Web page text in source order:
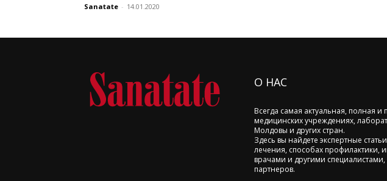
Sanatate - 14.01.2020
О НАС
Всегда самая актуальная, полная
медицинских учреждениях,
Молдовы и других стран.
Здесь вы найдете экспертные
лечения, способах профилактики,
врачами и другими
партнеров.